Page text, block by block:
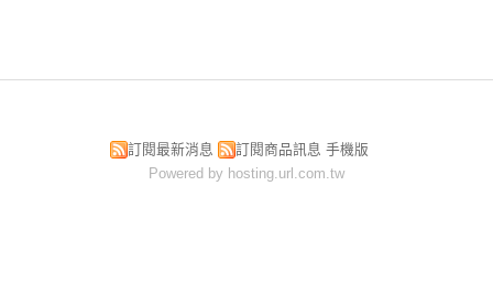
訂閱最新消息 訂閱商品訊息 手機版
Powered by hosting.url.com.tw